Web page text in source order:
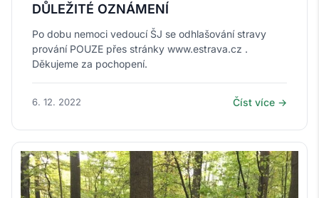
DŮLEŽITÉ OZNÁMENÍ
Po dobu nemoci vedoucí ŠJ se odhlašování stravy
prování POUZE přes stránky www.estrava.cz .
Děkujeme za pochopení.
6. 12. 2022 Číst více →